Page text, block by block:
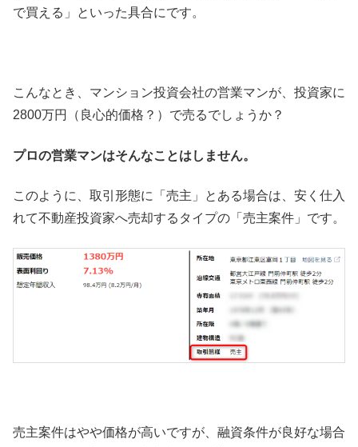
で買える」といった具合にです。
こんなとき、マンション投資会社の営業マンが、投資家に
2800万円（良心的価格？）で売るでしょうか？
プロの営業マンはそんなことはしません。
このように、取引形態に「売主」とある場合は、安く仕入
れて不動産投資家へ売却するタイプの「売主案件」です。
売主案件はやや価格が高いですが、融資条件が良好な場合